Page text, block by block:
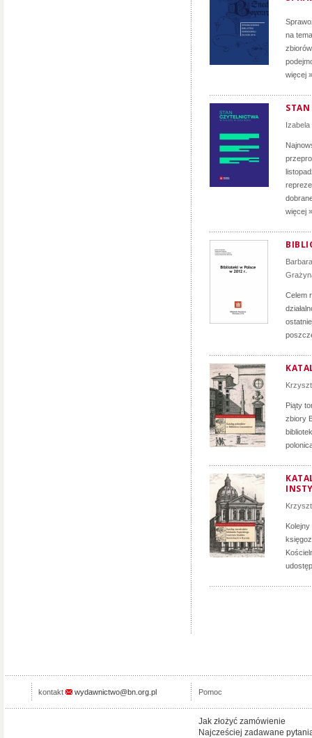
na
więcej »
więcej »
Celem
Piąty
zbiory
kontakt wydawnictwo@bn.org.pl Pomoc
Jak złożyć zamówienie
Najcześciej zadawane